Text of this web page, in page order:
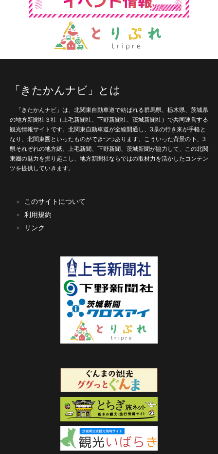
「きたかんナビ」とは
「きたかんナビ」は、北関東自動車道で結ばれる群馬県、栃木県、茨城県
の地方新聞社３社（上毛新聞社、下野新聞社、茨城新聞社）で共同運営する
観光情報サイトです。北関東自動車道が全線開通し、3県の行き来が手軽と
なり、北関東圏といったものができつつあります。こういった背景の下、3
県それぞれの地方紙、上毛新聞、下野新聞、茨城新聞が協力して、この北関
東圏の魅力を掘り起こし、地方新聞社ならではの取材力を活かしたコンテン
ツを提供していきます。
このサイトについて
利用規約
リンク